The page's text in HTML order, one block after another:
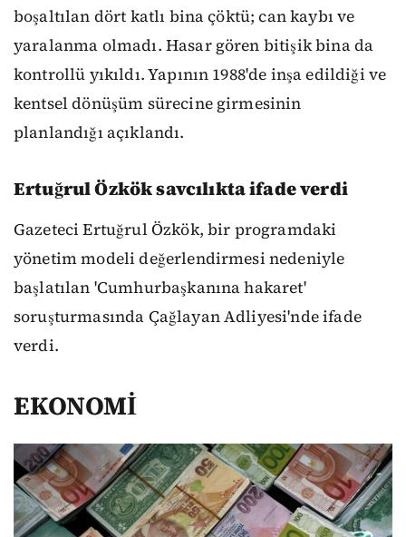
boşaltılan dört katlı bina çöktü; can kaybı ve
yaralanma olmadı. Hasar gören bitişik bina da
kontrollü yıkıldı. Yapının 1988'de inşa edildiği ve
kentsel dönüşüm sürecine girmesinin
planlandığı açıklandı.
Ertuğrul Özkök savcılıkta ifade verdi
Gazeteci Ertuğrul Özkök, bir programdaki
yönetim modeli değerlendirmesi nedeniyle
başlatılan 'Cumhurbaşkanına hakaret'
soruşturmasında Çağlayan Adliyesi'nde ifade
verdi.
EKONOMİ